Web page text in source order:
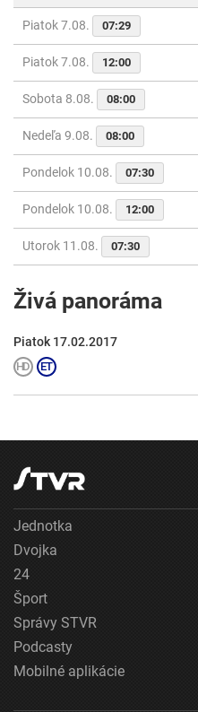
Piatok 7.08. 07:29
Piatok 7.08. 12:00
Sobota 8.08. 08:00
Nedeľa 9.08. 08:00
Pondelok 10.08. 07:30
Pondelok 10.08. 12:00
Utorok 11.08. 07:30
Živá panoráma
Piatok 17.02.2017
Jednotka
Dvojka
24
Šport
Správy STVR
Podcasty
Mobilné aplikácie